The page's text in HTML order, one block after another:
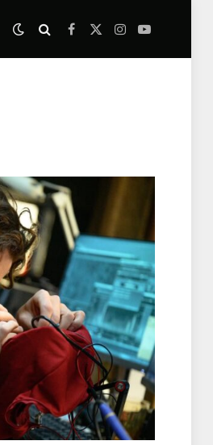
Facebook
X
Instagram
YouTube